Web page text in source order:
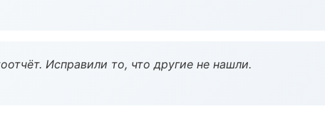
Исправили то, что другие не нашли.